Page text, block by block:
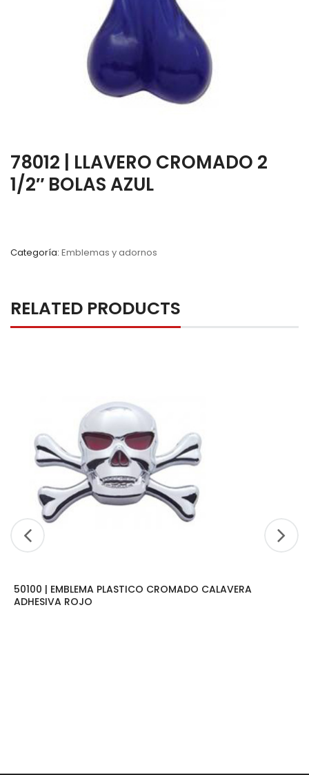
78012 | LLAVERO CROMADO 2
1/2″ BOLAS AZUL
Categoría: Emblemas y adornos
RELATED PRODUCTS
50100 | EMBLEMA PLASTICO CROMADO CALAVERA
ADHESIVA ROJO